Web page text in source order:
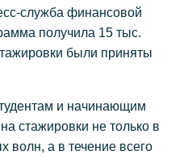
служба финансовой
получила 15 тыс.
были приняты
и начинающим
стажировки не только в
волн, а в течение всего